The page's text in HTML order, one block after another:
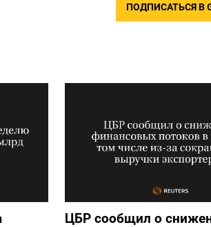
ПОДПИСАТЬСЯ В
ЦБР сообщил о